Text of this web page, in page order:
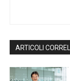
ARTICOLI